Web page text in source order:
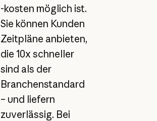
-kosten möglich ist.
Sie können Kunden
Zeitpläne anbieten,
die 10x schneller
sind als der
Branchenstandard
– und liefern
zuverlässig. Bei